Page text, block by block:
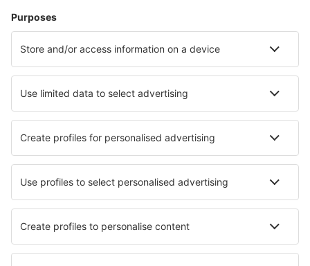
Unterkunft in Florenz Unterkunft in Modica
Unterkunft in San Benedetto del Tronto Unterkunft in Arco
Unterkunft in Budoni
Die besten Unterkünfte - Städte
Unterkunft in Chak Phong Unterkunft in The Vines
Unterkunft in White Sands Unterkunft in Matehuala